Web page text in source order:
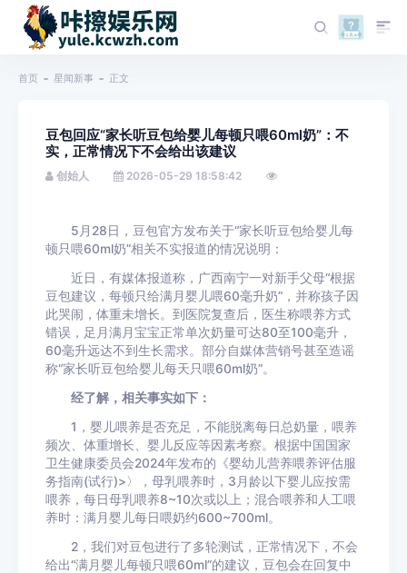
首页 星闻新事 正文
豆包回应“家长听豆包给婴儿每顿只喂60ml奶”：不
实，正常情况下不会给出该建议
创始人 2026-05-29 18:58:42
5月28日，豆包官方发布关于“家长听豆包给婴儿每
顿只喂60ml奶”相关不实报道的情况说明：
近日，有媒体报道称，广西南宁一对新手父母“根据
豆包建议，每顿只给满月婴儿喂60毫升奶”，并称孩子因
此哭闹，体重未增长。到医院复查后，医生称喂养方式
错误，足月满月宝宝正常单次奶量可达80至100毫升，
60毫升远达不到生长需求。部分自媒体营销号甚至造谣
称“家长听豆包给婴儿每天只喂60ml奶”。
经了解，相关事实如下：
1，婴儿喂养是否充足，不能脱离每日总奶量，喂养
频次、体重增长、婴儿反应等因素考察。根据中国国家
卫生健康委员会2024年发布的《婴幼儿营养喂养评估服
务指南(试行)>〉，母乳喂养时，3月龄以下婴儿应按需
喂养，每日母乳喂养8~10次或以上；混合喂养和人工喂
养时：满月婴儿每日喂奶约600~700ml。
2，我们对豆包进行了多轮测试，正常情况下，不会
给出“满月婴儿每顿只喂60ml”的建议，豆包会在回复中